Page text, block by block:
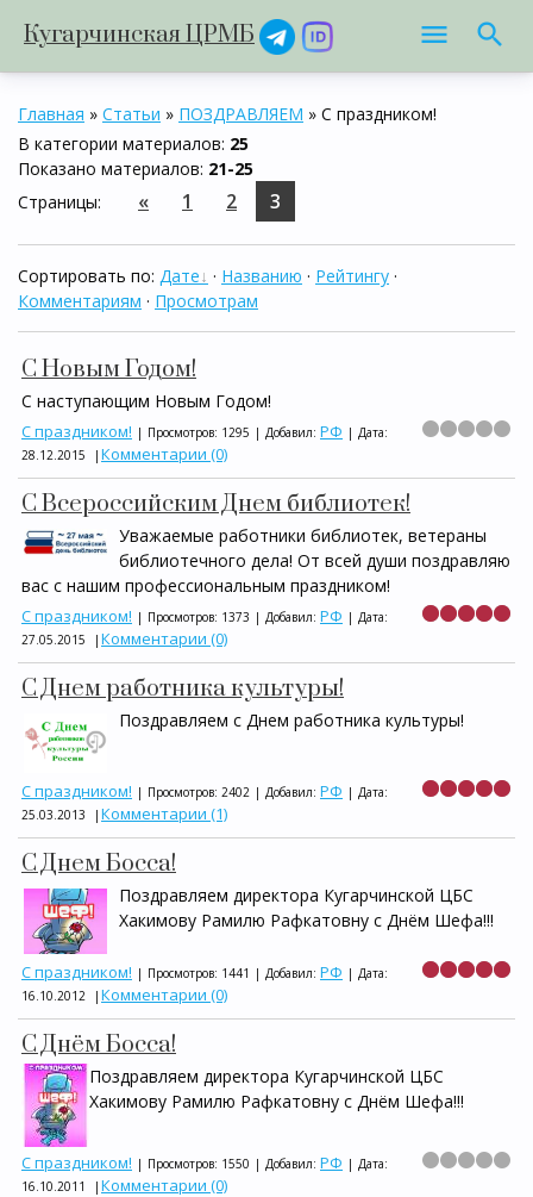
Кугарчинская ЦРМБ
Главная » Статьи » ПОЗДРАВЛЯЕМ » С праздником!
В категории материалов: 25
Показано материалов: 21-25
Страницы: « 1 2 3
Сортировать по: Дате · Названию · Рейтингу ·
Комментариям · Просмотрам
С Новым Годом!
С наступающим Новым Годом!
С праздником! | Просмотров: 1295 | Добавил: РФ | Дата:
28.12.2015
| Комментарии (0)
С Всероссийским Днем библиотек!
Уважаемые работники библиотек, ветераны
библиотечного дела! От всей души поздравляю
вас с нашим профессиональным праздником!
С праздником! | Просмотров: 1373 | Добавил: РФ | Дата:
27.05.2015
| Комментарии (0)
С Днем работника культуры!
Поздравляем с Днем работника культуры!
С праздником! | Просмотров: 2402 | Добавил: РФ | Дата:
25.03.2013
| Комментарии (1)
С Днем Босса!
Поздравляем директора Кугарчинской ЦБС
Хакимову Рамилю Рафкатовну с Днём Шефа!!!
С праздником! | Просмотров: 1441 | Добавил: РФ | Дата:
16.10.2012
| Комментарии (0)
С Днём Босса!
Поздравляем директора Кугарчинской ЦБС
Хакимову Рамилю Рафкатовну с Днём Шефа!!!
С праздником! | Просмотров: 1550 | Добавил: РФ | Дата:
16.10.2011
| Комментарии (0)